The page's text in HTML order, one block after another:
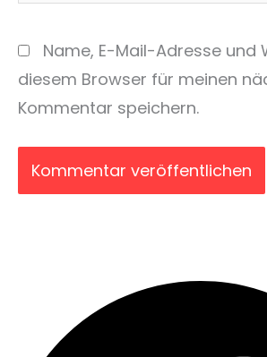
Name, E-Mail-Adresse und
diesem Browser für meinen
Kommentar speichern.